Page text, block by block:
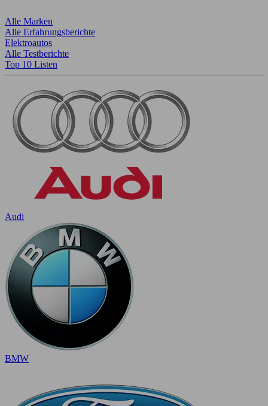
Alle Marken
Alle Erfahrungsberichte
Elektroautos
Alle Testberichte
Top 10 Listen
Audi
BMW